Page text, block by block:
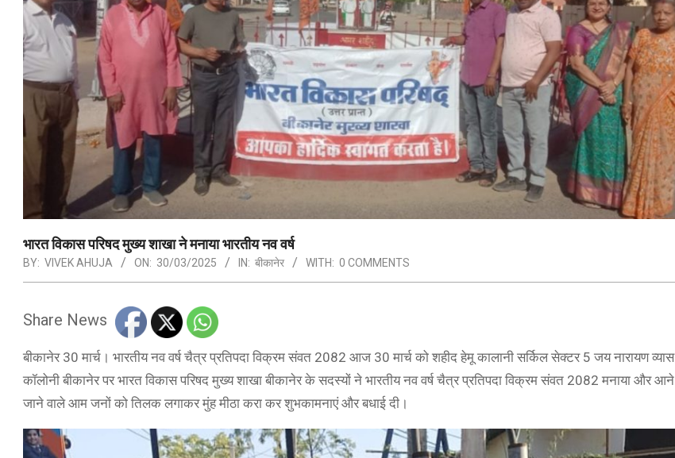
भारत विकास परिषद मुख्य शाखा ने मनाया भारतीय नव वर्ष
BY: VIVEK AHUJA ON: 30/03/2025 IN: बीकानेर WITH: 0 COMMENTS
Share News
बीकानेर 30 मार्च। भारतीय नव वर्ष चैत्र प्रतिपदा विक्रम संवत 2082 आज 30 मार्च को शहीद हेमू कालानी सर्किल सेक्टर 5 जय नारायण व्यास
कॉलोनी बीकानेर पर भारत विकास परिषद मुख्य शाखा बीकानेर के सदस्यों ने भारतीय नव वर्ष चैत्र प्रतिपदा विक्रम संवत 2082 मनाया और आने
जाने वाले आम जनों को तिलक लगाकर मुंह मीठा करा कर शुभकामनाएं और बधाई दी।